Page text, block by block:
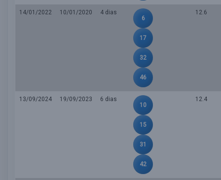
14/01/2022 10/01/2020
4 dias
6
17
32
46
12.6
13/09/2024 19/09/2023
6 dias
10
15
31
42
12.4